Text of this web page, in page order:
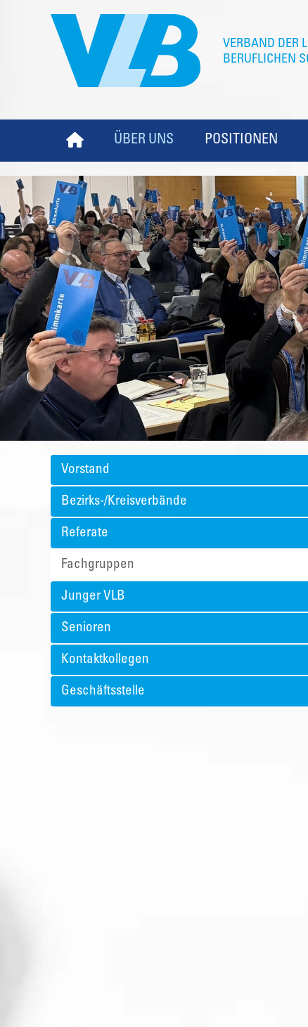
ÜBER UNS POSITIONEN
Vorstand
Bezirks-/Kreisverbände
Referate
Fachgruppen
Junger VLB
Senioren
Kontaktkollegen
Geschäftsstelle